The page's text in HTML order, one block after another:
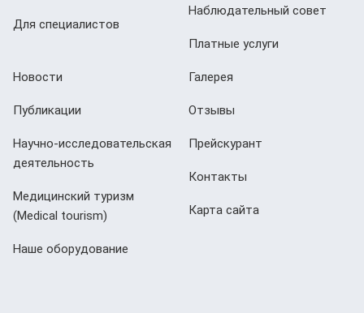
Для специалистов
Наблюдательный совет
Платные услуги
Новости
Публикации
Научно-исследовательская
деятельность
Медицинский туризм
(Мedical tourism)
Наше оборудование
Галерея
Отзывы
Прейскурант
Контакты
Карта сайта